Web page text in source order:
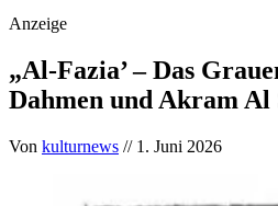
Anzeige
„Al-Fazia’ – Das
Dahmen und Akram Al
Von kulturnews // 1. Juni 2026